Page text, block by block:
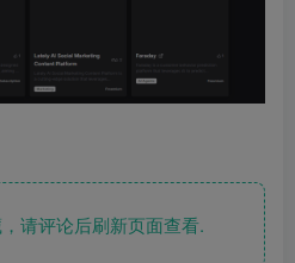
请评论后刷新页面查看.